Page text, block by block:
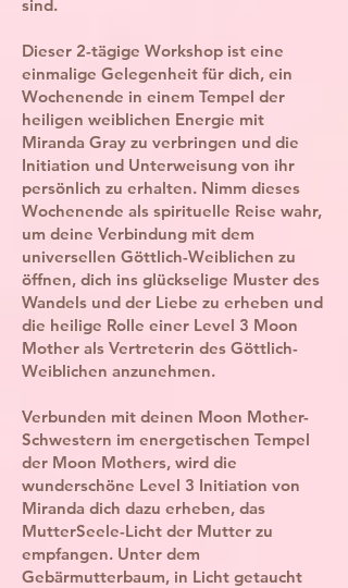
sind.
Dieser 2-tägige Workshop ist eine
einmalige Gelegenheit für dich, ein
Wochenende in einem Tempel der
heiligen weiblichen Energie mit
Miranda Gray zu verbringen und die
Initiation und Unterweisung von ihr
persönlich zu erhalten. Nimm dieses
Wochenende als spirituelle Reise wahr,
um deine Verbindung mit dem
universellen Göttlich-Weiblichen zu
öffnen, dich ins glückselige Muster des
Wandels und der Liebe zu erheben und
die heilige Rolle einer Level 3 Moon
Mother als Vertreterin des Göttlich-
Weiblichen anzunehmen.
Verbunden mit deinen Moon Mother-
Schwestern im energetischen Tempel
der Moon Mothers, wird die
wunderschöne Level 3 Initiation von
Miranda dich dazu erheben, das
MutterSeele-Licht der Mutter zu
empfangen. Unter dem
Gebärmutterbaum, in Licht getaucht